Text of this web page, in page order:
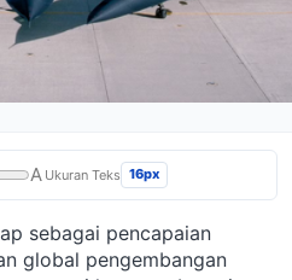
A Ukuran Teks 16px
sebagai pencapaian
global pengembangan